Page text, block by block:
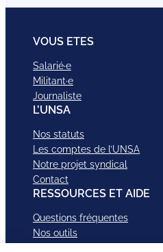
VOUS ETES
Salarié·e
Militant·e
Journaliste
L’UNSA
Nos statuts
Les comptes de l’UNSA
Notre projet syndical
Contact
RESSOURCES ET AIDE
Questions fréquentes
Nos outils